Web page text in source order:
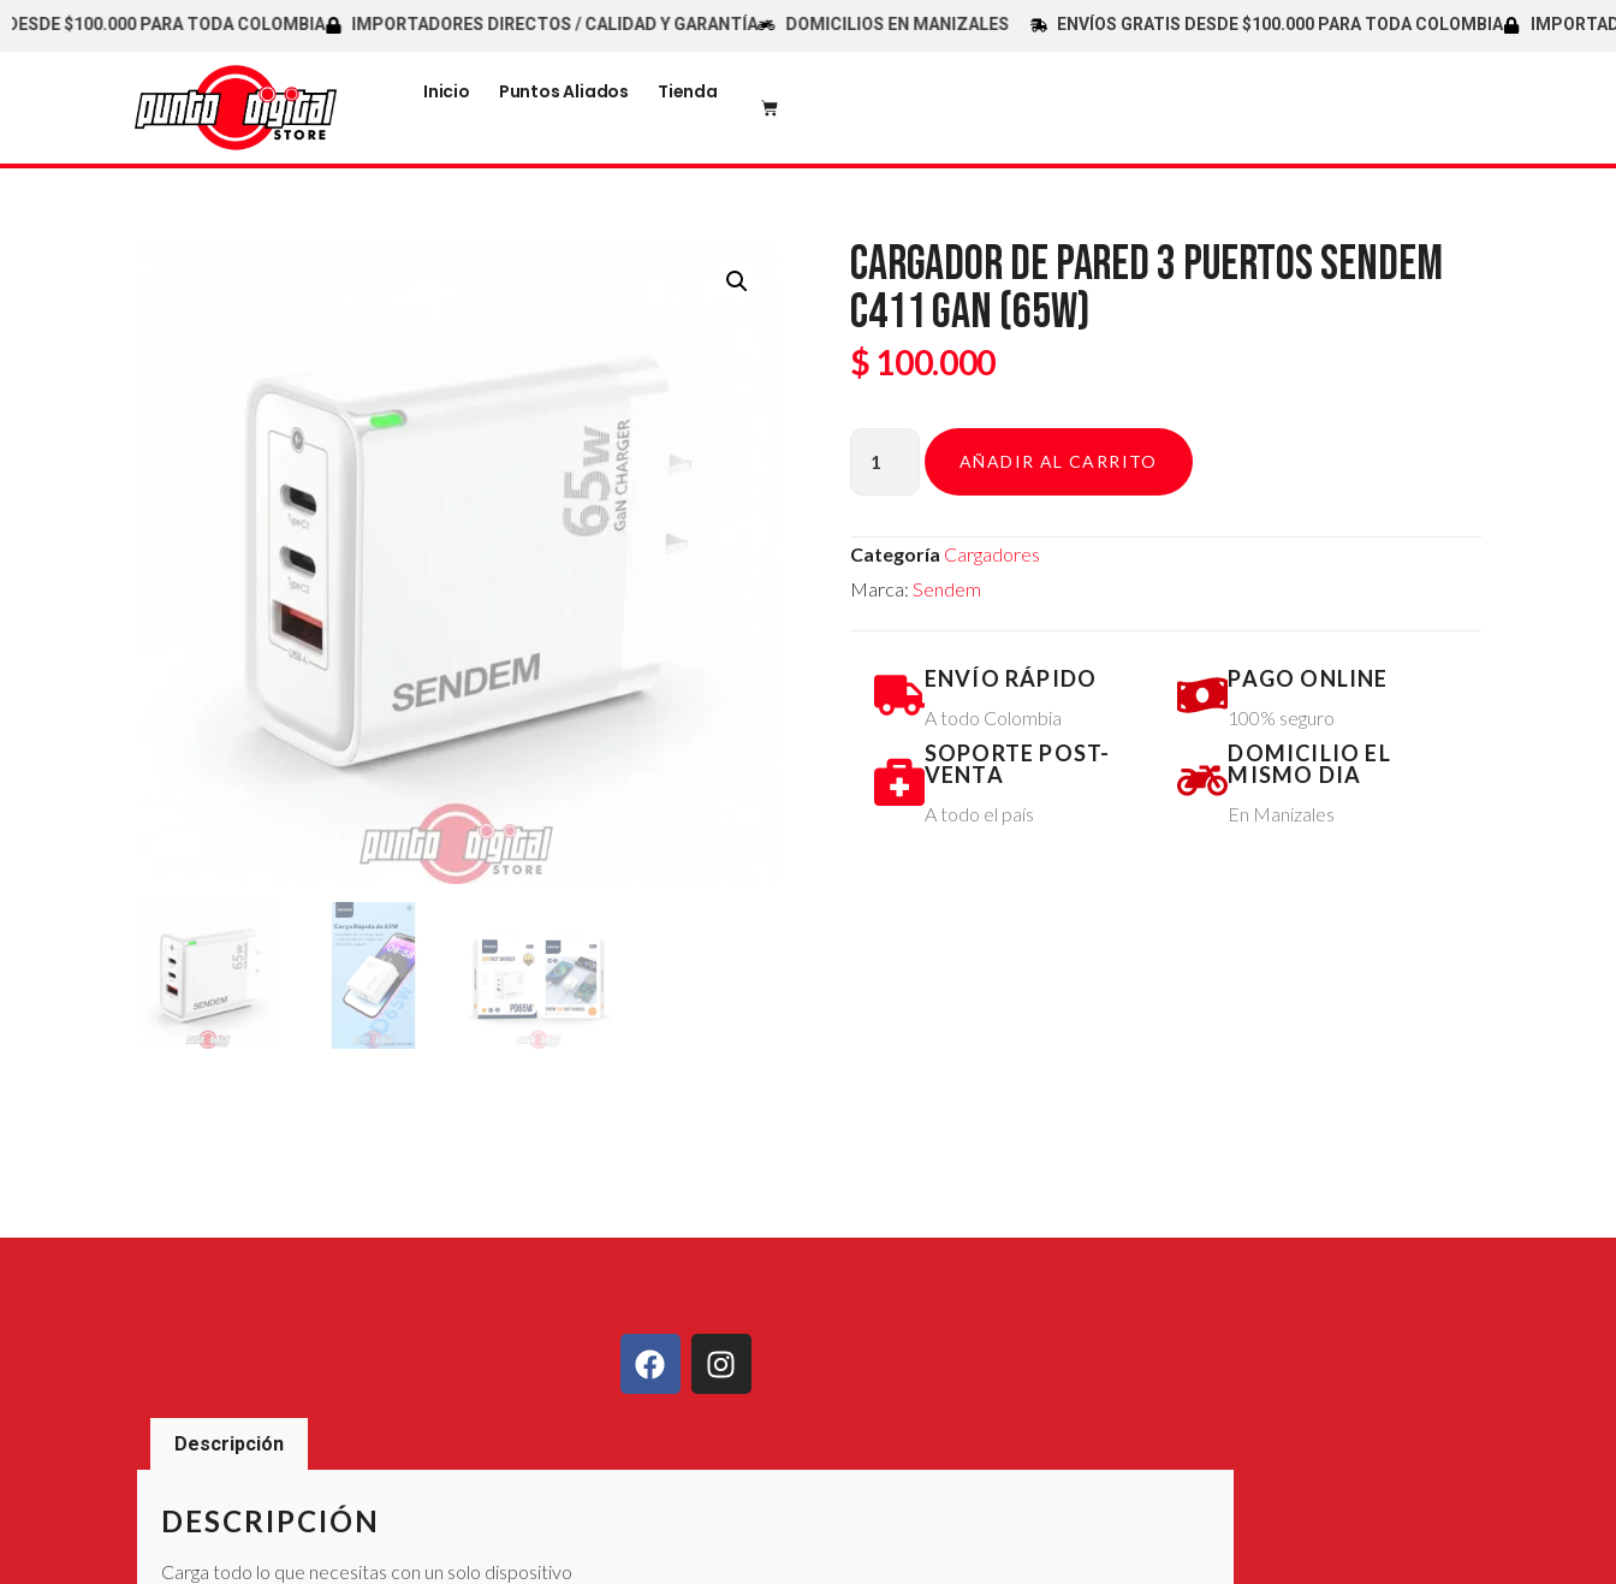
$100.000 PARA TODA COLOMBIA IMPORTADORES DIRECTOS / CALIDAD Y GARANTÍA DOMICILIOS EN MANIZALES ENVÍOS GRATIS DESDE $100.000 PARA TODA COLOMBIA
Inicio Puntos Aliados Tienda
CARGADOR DE PARED 3 PUERTOS SENDEM
C411 GAN (65W)
$ 100.000
AÑADIR AL CARRITO
Categoría Cargadores
Marca: Sendem
ENVÍO RÁPIDO
A todo Colombia
SOPORTE POST-
VENTA
A todo el país
PAGO ONLINE
100% seguro
DOMICILIO EL
MISMO DIA
En Manizales
Descripción
DESCRIPCIÓN
Carga todo lo que necesitas con un solo dispositivo